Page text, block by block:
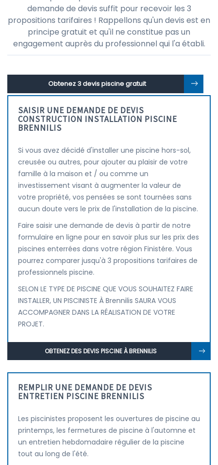
demande de devis suffit pour recevoir les 3
propositions tarifaires ! Rappellons qu'un devis est en
principe gratuit et qu'il ne constitue pas un
engagement auprès du professionnel qui l'a établi.
Obtenez 3 devis piscine gratuit
SAISIR UNE DEMANDE DE DEVIS
CONSTRUCTION INSTALLATION PISCINE
BRENNILIS
Si vous avez décidé d'installer une piscine hors-sol,
creusée ou autres, pour ajouter au plaisir de votre
famille à la maison et / ou comme un
investissement visant à augmenter la valeur de
votre propriété, vos pensées se sont tournées sans
aucun doute vers le prix de l'installation de la piscine.
Faire saisir une demande de devis à partir de notre
formulaire en ligne pour en savoir plus sur les prix des
piscines enterrées dans votre région Finistére. Vous
pourrez comparer jusqu'à 3 propositions tarifaires de
professionnels piscine.
SELON LE TYPE DE PISCINE QUE VOUS SOUHAITEZ FAIRE
INSTALLER, UN PISCINISTE À Brennilis SAURA VOUS
ACCOMPAGNER DANS LA RÉALISATION DE VOTRE
PROJET.
OBTENEZ DES DEVIS PISCINE À BRENNILIS
REMPLIR UNE DEMANDE DE DEVIS
ENTRETIEN PISCINE BRENNILIS
Les piscinistes proposent les ouvertures de piscine au
printemps, les fermetures de piscine à l'automne et
un entretien hebdomadaire régulier de la piscine
tout au long de l'été.